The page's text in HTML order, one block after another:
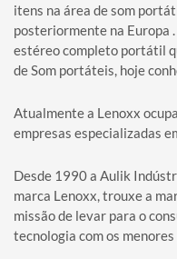
itens na área de som
posteriormente na Europa
estéreo completo portátil
de Som portáteis, hoje
Atualmente a Lenoxx
empresas especializadas
Desde 1990 a Aulik
marca Lenoxx, trouxe a
missão de levar para o
tecnologia com os